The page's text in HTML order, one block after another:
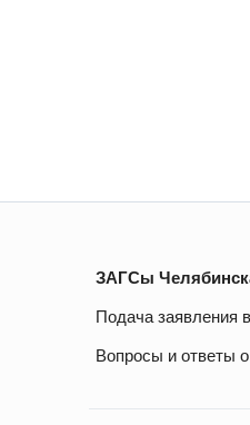
ЗАГСы
Подача заявления
Вопросы и ответы